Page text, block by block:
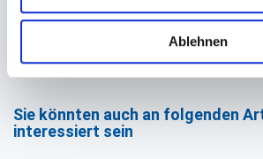
Ablehnen
26,90 € In den
Sie könnten auch an folgenden
interessiert sein